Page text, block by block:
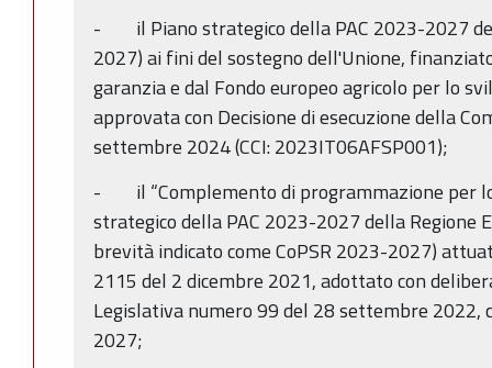
- il Piano strategico della PAC 2023-2027
2027) ai fini del sostegno dell'Unione,
garanzia e dal Fondo europeo agricolo per lo
approvata con Decisione di esecuzione della
settembre 2024 (CCI: 2023IT06AFSP001);
- il “Complemento di programmazione per
strategico della PAC 2023-2027 della Regione
brevità indicato come CoPSR 2023-2027)
2115 del 2 dicembre 2021, adottato con
Legislativa numero 99 del 28 settembre 2022,
2027;